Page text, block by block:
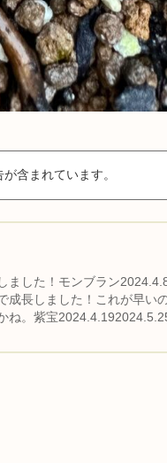
含まれています。
ました！モンブラン
成長しました！これが早い
ね。紫宝